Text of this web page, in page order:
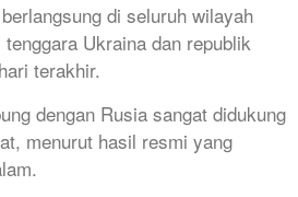
di seluruh wilayah
Ukraina dan republik
terakhir.
dengan Rusia sangat didukung
menurut hasil resmi yang